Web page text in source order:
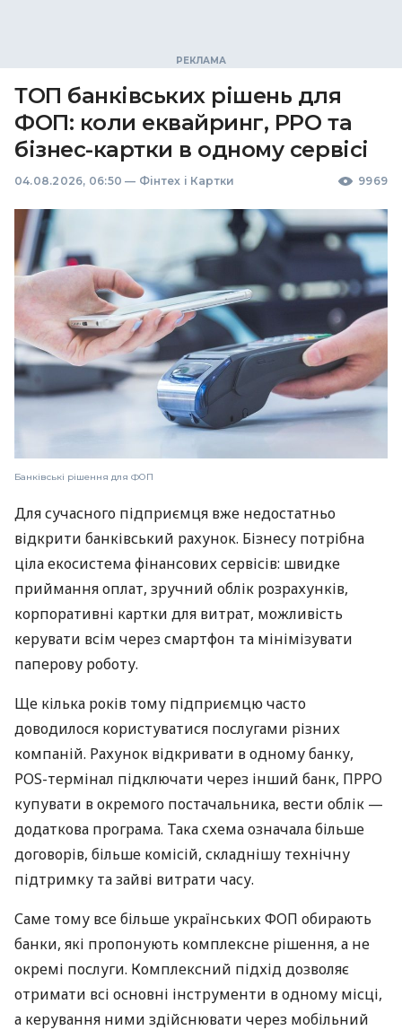
ТОП банківських рішень для
ФОП: коли еквайринг, РРО та
бізнес-картки в одному сервісі
04.08.2026, 06:50 — Фінтех і Картки 9969
Банківські рішення для ФОП
Для сучасного підприємця вже недостатньо
відкрити банківський рахунок. Бізнесу потрібна
ціла екосистема фінансових сервісів: швидке
приймання оплат, зручний облік розрахунків,
корпоративні картки для витрат, можливість
керувати всім через смартфон та мінімізувати
паперову роботу.
Ще кілька років тому підприємцю часто
доводилося користуватися послугами різних
компаній. Рахунок відкривати в одному банку,
POS-термінал підключати через інший банк, ПРРО
купувати в окремого постачальника, вести облік —
додаткова програма. Така схема означала більше
договорів, більше комісій, складнішу технічну
підтримку та зайві витрати часу.
Саме тому все більше українських ФОП обирають
банки, які пропонують комплексне рішення, а не
окремі послуги. Комплексний підхід дозволяє
отримати всі основні інструменти в одному місці,
а керування ними здійснювати через мобільний